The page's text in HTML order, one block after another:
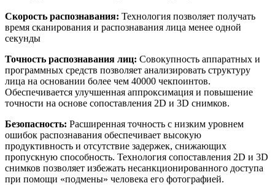
Скорость распознавания: Технология позволяет получать
время сканирования и распознавания лица менее одной
секунды
Точность распознавания лиц: Совокупность аппаратных и
программных средств позволяет анализировать структуру
лица на основании более чем 40000 чекпоинтов.
Обеспечивается улучшенная аппроксимация и повышение
точности на основе сопоставления 2D и 3D снимков.
Безопасность: Расширенная точность с низким уровнем
ошибок распознавания обеспечивает высокую
продуктивность и отсутствие задержек, снижающих
пропускную способность. Технология сопоставления 2D и 3D
снимков позволяет избежать несанкционированного доступа
при помощи «подмены» человека его фотографией.